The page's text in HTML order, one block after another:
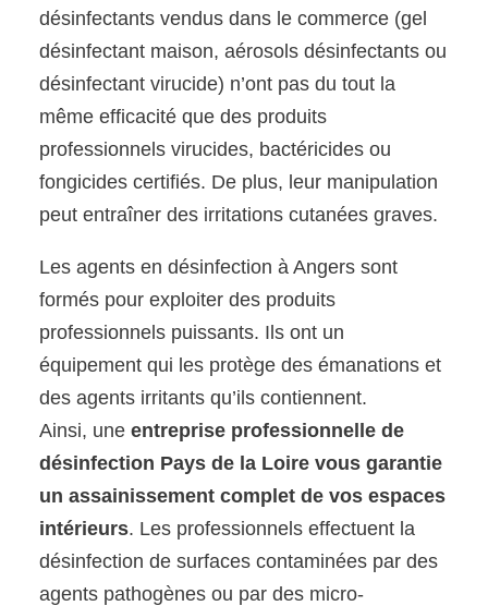
désinfectants vendus dans le commerce (gel
désinfectant maison, aérosols désinfectants ou
désinfectant virucide) n’ont pas du tout la
même efficacité que des produits
professionnels virucides, bactéricides ou
fongicides certifiés. De plus, leur manipulation
peut entraîner des irritations cutanées graves.
Les agents en désinfection à Angers sont
formés pour exploiter des produits
professionnels puissants. Ils ont un
équipement qui les protège des émanations et
des agents irritants qu’ils contiennent.
Ainsi, une entreprise professionnelle de
désinfection Pays de la Loire vous garantie
un assainissement complet de vos espaces
intérieurs. Les professionnels effectuent la
désinfection de surfaces contaminées par des
agents pathogènes ou par des micro-